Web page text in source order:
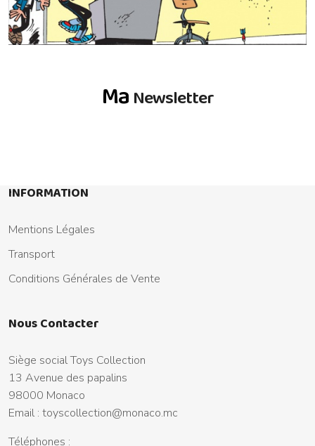
Ma Newsletter
INFORMATION
Mentions Légales
Transport
Conditions Générales de Vente
Nous Contacter
Siège social Toys Collection
13 Avenue des papalins
98000 Monaco
Email : toyscollection@monaco.mc
Téléphones :